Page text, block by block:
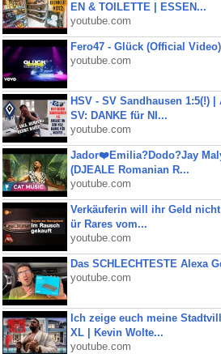
EN & TOILETTE | ESSEN...
youtube.com
Fero47 - Glück (Official Video)
youtube.com
HSV - SV Sandhausen 1:5(!) |
SV: DANKE für NI...
youtube.com
Jador❤️Emilia?Dodo?Jay
(DJEALE Romanian R...
youtube.com
Verkäuferin will ihr Geld
ür Rares vom...
youtube.com
Das SCHLECHTESTE Alexa
youtube.com
Ich zeige euch meine
XL | Kevin Wolte...
youtube.com